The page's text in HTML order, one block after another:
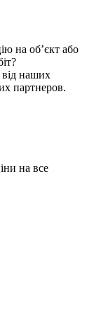
на об’єкт або
наших
партнеров.
на все